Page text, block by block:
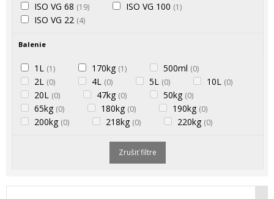
ISO VG 68 (19) ISO VG 100 (1)
ISO VG 22 (4)
Balenie
1L (1) 170kg (1) 500ml (0)
2L (0) 4L (0) 5L (0) 10L (0)
20L (0) 47kg (0) 50kg (0)
65kg (0) 180kg (0) 190kg (0)
200kg (0) 218kg (0) 220kg (0)
Zrušiť filtre